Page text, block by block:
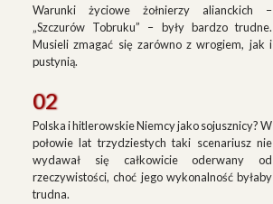
Warunki życiowe żołnierzy alianckich –
„Szczurów Tobruku” – były bardzo trudne.
Musieli zmagać się zarówno z wrogiem, jak i
pustynią.
02
Polska i hitlerowskie Niemcy jako sojusznicy? W
połowie lat trzydziestych taki scenariusz nie
wydawał się całkowicie oderwany od
rzeczywistości, choć jego wykonalność byłaby
trudna.